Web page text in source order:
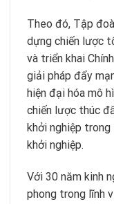
Theo đó, Tập
dựng chiến lược
và triển khai
giải pháp đẩy
hiện đại hóa mô
chiến lược thúc
khởi nghiệp trong
khởi nghiệp.
Với 30 năm kinh
phong trong lĩnh